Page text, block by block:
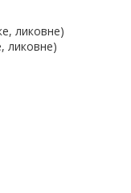
ликовне)
ликовне)